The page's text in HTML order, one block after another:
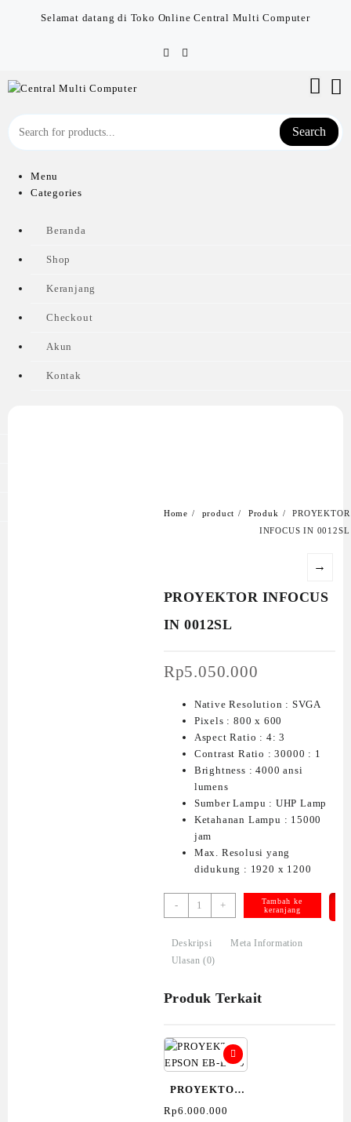
Selamat datang di Toko Online Central Multi Computer
Search
Menu
Categories
Beranda
Shop
Keranjang
Checkout
Akun
Kontak
Home product Produk
PROYEKTOR
INFOCUS IN 0012SL
→
PROYEKTOR INFOCUS
IN 0012SL
Rp5.050.000
Native Resolution : SVGA
Pixels : 800 x 600
Aspect Ratio : 4: 3
Contrast Ratio : 30000 : 1
Brightness : 4000 ansi
lumens
Sumber Lampu : UHP Lamp
Ketahanan Lampu : 15000
jam
Max. Resolusi yang
didukung : 1920 x 1200
-
Kuantitas
PROYEKTOR
0012SL
+
Tambah ke
keranjang
Deskripsi
Meta Information
Ulasan (0)
Produk Terkait
PROYEKTOR
EPSON EB-
Rp6.000.000